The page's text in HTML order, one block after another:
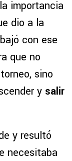
importancia
dio a la
con ese
que no
sino
y salir
y resultó
necesitaba